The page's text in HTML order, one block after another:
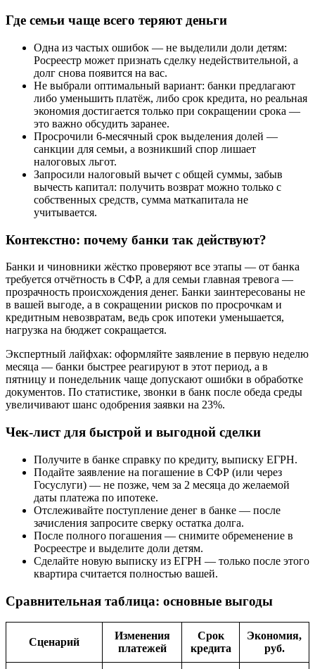
Где семьи чаще всего теряют деньги
Одна из частых ошибок — не выделили доли детям:
Росреестр может признать сделку недействительной, а
долг снова появится на вас.
Не выбрали оптимальный вариант: банки предлагают
либо уменьшить платёж, либо срок кредита, но реальная
экономия достигается только при сокращении срока —
это важно обсудить заранее.
Просрочили 6-месячный срок выделения долей —
санкции для семьи, а возникший спор лишает
налоговых льгот.
Запросили налоговый вычет с общей суммы, забыв
вычесть капитал: получить возврат можно только с
собственных средств, сумма маткапитала не
учитывается.
Контекстно: почему банки так действуют?
Банки и чиновники жёстко проверяют все этапы — от банка
требуется отчётность в СФР, а для семьи главная тревога —
прозрачность происхождения денег. Банки заинтересованы не
в вашей выгоде, а в сокращении рисков по просрочкам и
кредитным невозвратам, ведь срок ипотеки уменьшается,
нагрузка на бюджет сокращается.
Экспертный лайфхак: оформляйте заявление в первую неделю
месяца — банки быстрее реагируют в этот период, а в
пятницу и понедельник чаще допускают ошибки в обработке
документов. По статистике, звонки в банк после обеда среды
увеличивают шанс одобрения заявки на 23%.
Чек-лист для быстрой и выгодной сделки
Получите в банке справку по кредиту, выписку ЕГРН.
Подайте заявление на погашение в СФР (или через
Госуслуги) — не позже, чем за 2 месяца до желаемой
даты платежа по ипотеке.
Отслеживайте поступление денег в банке — после
зачисления запросите сверку остатка долга.
После полного погашения — снимите обременение в
Росреестре и выделите доли детям.
Сделайте новую выписку из ЕГРН — только после этого
квартира считается полностью вашей.
Сравнительная таблица: основные выгоды
Сценарий
Изменения
платежей
Срок
кредита
Экономия,
руб.